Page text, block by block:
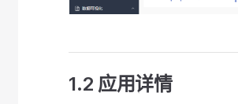
1.2 应用详情